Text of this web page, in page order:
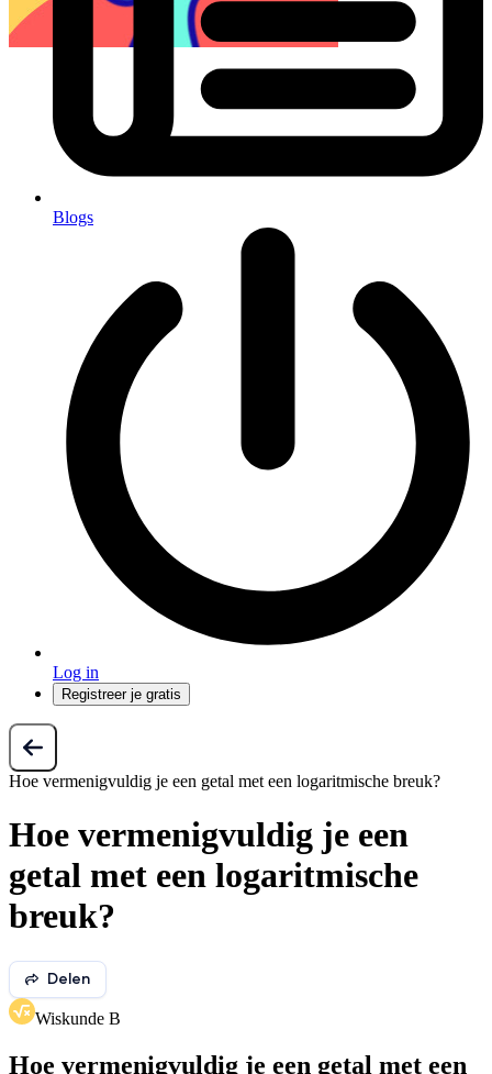
Blogs
Log in
Registreer je gratis
Hoe vermenigvuldig je een getal met een logaritmische breuk?
Hoe vermenigvuldig je een
getal met een logaritmische
breuk?
Delen
Wiskunde B
Hoe vermenigvuldig je een getal met een